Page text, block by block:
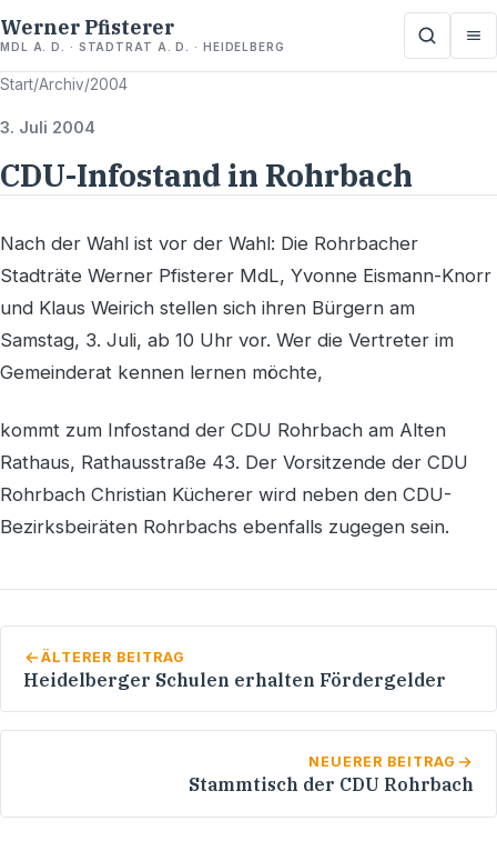
Werner Pfisterer
MDL A. D. · STADTRAT A. D. · HEIDELBERG
Start/Archiv/2004
3. Juli 2004
CDU-Infostand in Rohrbach
Nach der Wahl ist vor der Wahl: Die Rohrbacher
Stadträte Werner Pfisterer MdL, Yvonne Eismann-Knorr
und Klaus Weirich stellen sich ihren Bürgern am
Samstag, 3. Juli, ab 10 Uhr vor. Wer die Vertreter im
Gemeinderat kennen lernen möchte,
kommt zum Infostand der CDU Rohrbach am Alten
Rathaus, Rathausstraße 43. Der Vorsitzende der CDU
Rohrbach Christian Kücherer wird neben den CDU-
Bezirksbeiräten Rohrbachs ebenfalls zugegen sein.
ÄLTERER BEITRAG
Heidelberger Schulen erhalten Fördergelder
NEUERER BEITRAG
Stammtisch der CDU Rohrbach